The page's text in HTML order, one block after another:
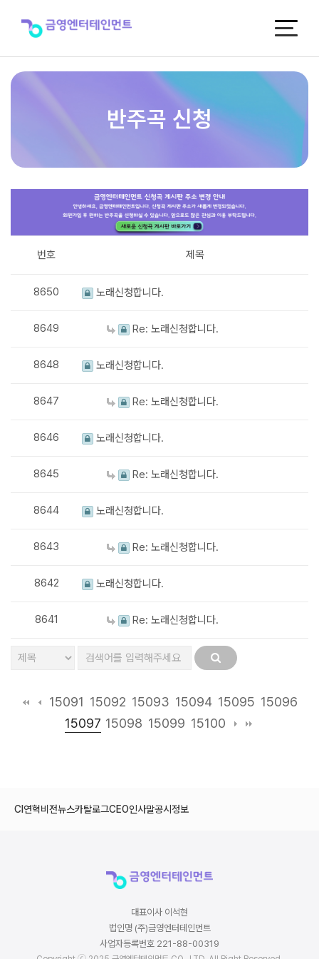
반주곡 신청
번호 제목
8650 노래신청합니다.
8649 Re: 노래신청합니다.
8648 노래신청합니다.
8647 Re: 노래신청합니다.
8646 노래신청합니다.
8645 Re: 노래신청합니다.
8644 노래신청합니다.
8643 Re: 노래신청합니다.
8642 노래신청합니다.
8641 Re: 노래신청합니다.
15091 15092 15093 15094 15095 15096
15097 15098 15099 15100
CI 연혁비전뉴스카탈로그CEO인사말공시정보
대표이사 이석현
법인명 (주)금영엔터테인먼트
사업자등록번호 221-88-00319